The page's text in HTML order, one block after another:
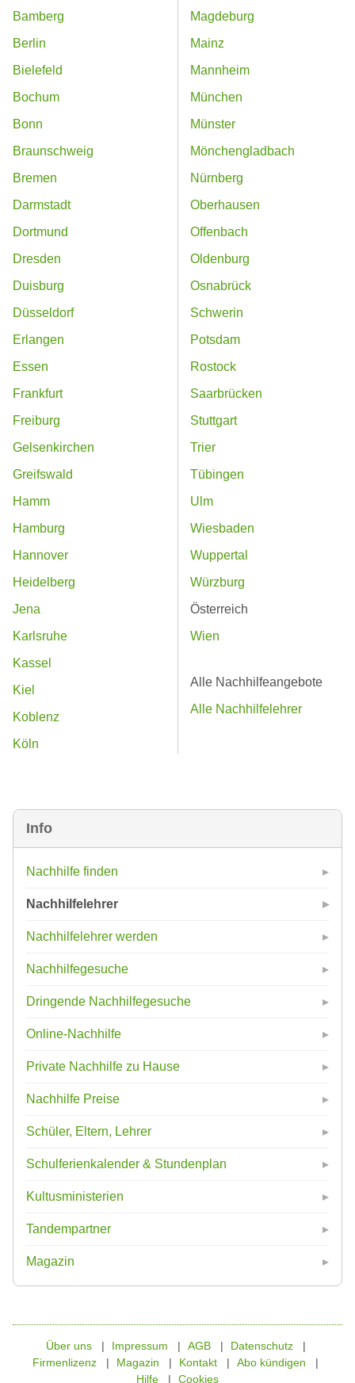
Info
Nachhilfe finden
Nachhilfelehrer
Nachhilfelehrer werden
Nachhilfegesuche
Dringende Nachhilfegesuche
Online-Nachhilfe
Private Nachhilfe zu Hause
Nachhilfe Preise
Schüler, Eltern, Lehrer
Schulferienkalender & Stundenplan
Kultusministerien
Tandempartner
Magazin
Bamberg
Berlin
Bielefeld
Bochum
Bonn
Braunschweig
Bremen
Darmstadt
Dortmund
Dresden
Duisburg
Düsseldorf
Erlangen
Essen
Frankfurt
Freiburg
Gelsenkirchen
Greifswald
Hamm
Hamburg
Hannover
Heidelberg
Jena
Karlsruhe
Kassel
Kiel
Koblenz
Köln
Magdeburg
Mainz
Mannheim
München
Münster
Mönchengladbach
Nürnberg
Oberhausen
Offenbach
Oldenburg
Osnabrück
Schwerin
Potsdam
Rostock
Saarbrücken
Stuttgart
Trier
Tübingen
Ulm
Wiesbaden
Wuppertal
Würzburg
Österreich
Wien
Alle Nachhilfeangebote
Alle Nachhilfelehrer
Über uns Impressum AGB
Datenschutz
Firmenlizenz
Magazin Kontakt
Abo kündigen
Hilfe
Cookies